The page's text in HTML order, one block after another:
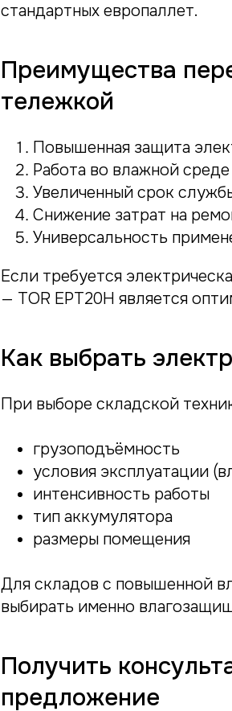
стандартных европаллет.
Преимущества
тележкой
Повышенная защита
Работа во влажной среде
Увеличенный срок
Снижение затрат на
Универсальность
Если требуется
— TOR EPT20H является
Как выбрать
При выборе складской
грузоподъёмность
условия эксплуатации
интенсивность работы
тип аккумулятора
размеры помещения
Для складов с повышенной
выбирать именно
Получить
предложение